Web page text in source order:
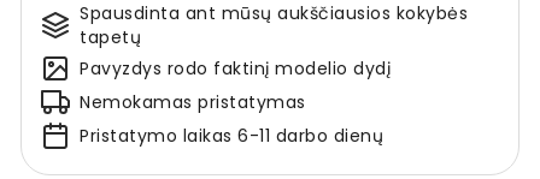
Spausdinta ant mūsų aukščiausios kokybės
tapetų
Pavyzdys rodo faktinį modelio dydį
Nemokamas pristatymas
Pristatymo laikas 6-11 darbo dienų